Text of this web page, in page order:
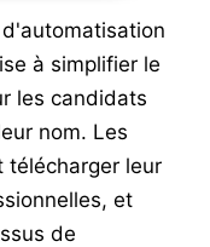
à simplifier le
les candidats
nom. Les
télécharger leur
et
de